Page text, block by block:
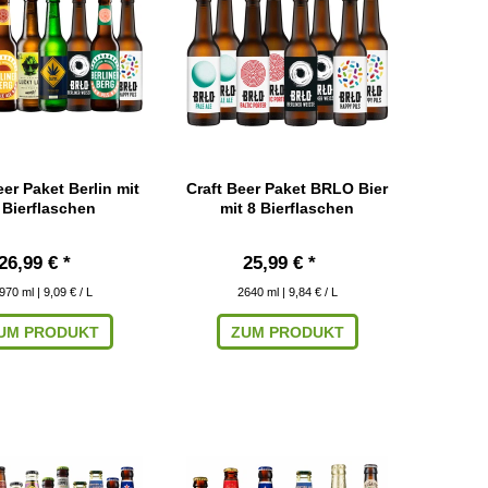
Paket Berlin mit
€ *
ml | 9,09 € / L
PRODUKT
Craft Beer Paket BRLO Bier
mit 8 Bierflaschen
25,99 € *
2640 ml | 9,84 € / L
ZUM PRODUKT